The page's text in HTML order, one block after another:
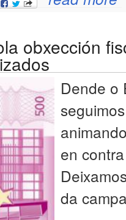
obxección
Dende o
en
da